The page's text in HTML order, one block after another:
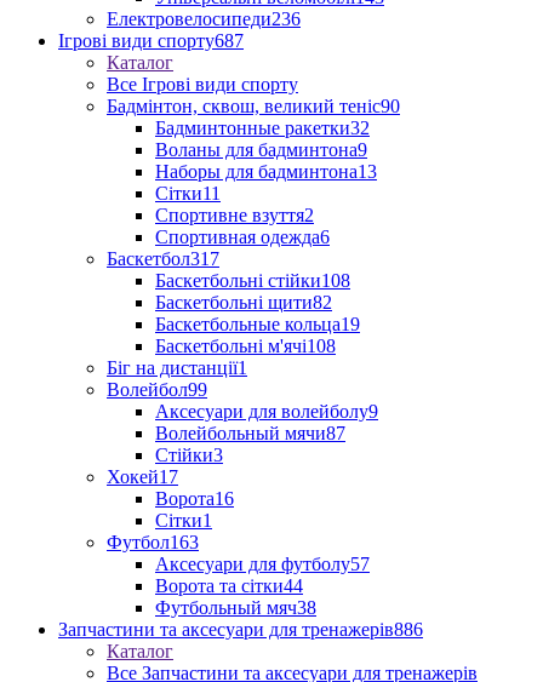
Електровелосипеди236
Ігрові види спорту687
Каталог
Все Ігрові види спорту
Бадмінтон, сквош, великий теніс90
Бадминтонные ракетки32
Воланы для бадминтона9
Наборы для бадминтона13
Сітки11
Спортивне взуття2
Спортивная одежда6
Баскетбол317
Баскетбольні стійки108
Баскетбольні щити82
Баскетбольные кольца19
Баскетбольні м'ячі108
Біг на дистанції1
Волейбол99
Аксесуари для волейболу9
Волейбольный мячи87
Стійки3
Хокей17
Ворота16
Сітки1
Футбол163
Аксесуари для футболу57
Ворота та сітки44
Футбольный мяч38
Запчастини та аксесуари для тренажерів886
Каталог
Все Запчастини та аксесуари для тренажерів